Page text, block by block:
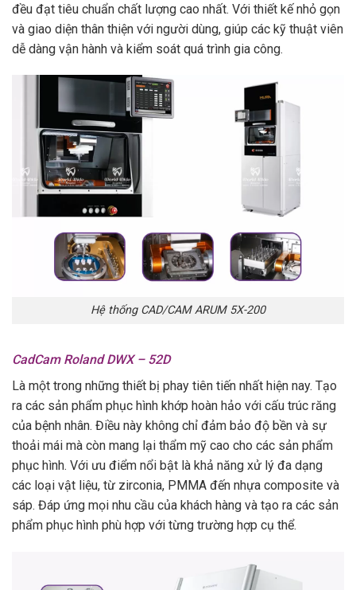
đều đạt tiêu chuẩn chất lượng cao nhất. Với thiết kế nhỏ gọn
và giao diện thân thiện với người dùng, giúp các kỹ thuật viên
dễ dàng vận hành và kiểm soát quá trình gia công.
Hệ thống CAD/CAM ARUM 5X-200
CadCam Roland DWX – 52D
Là một trong những thiết bị phay tiên tiến nhất hiện nay. Tạo
ra các sản phẩm phục hình khớp hoàn hảo với cấu trúc răng
của bệnh nhân. Điều này không chỉ đảm bảo độ bền và sự
thoải mái mà còn mang lại thẩm mỹ cao cho các sản phẩm
phục hình. Với ưu điểm nổi bật là khả năng xử lý đa dạng
các loại vật liệu, từ zirconia, PMMA đến nhựa composite và
sáp. Đáp ứng mọi nhu cầu của khách hàng và tạo ra các sản
phẩm phục hình phù hợp với từng trường hợp cụ thể.